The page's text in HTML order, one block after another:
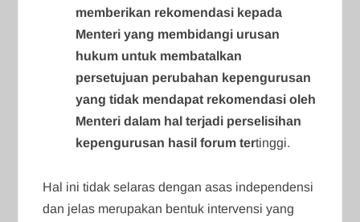
memberikan rekomendasi kepada
Menteri yang membidangi urusan
hukum untuk membatalkan
persetujuan perubahan kepengurusan
yang tidak mendapat rekomendasi oleh
Menteri dalam hal terjadi perselisihan
kepengurusan hasil forum tertinggi.
Hal ini tidak selaras dengan asas independensi
dan jelas merupakan bentuk intervensi yang